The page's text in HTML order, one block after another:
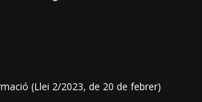
(Llei 2/2023, de 20 de febrer)